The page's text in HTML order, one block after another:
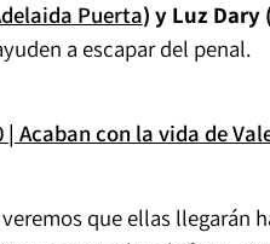
Puerta) y Luz Dary
a escapar del penal.
| Acaban con la vida de
que ellas llegarán